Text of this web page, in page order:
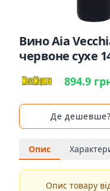
Вино Aia
червоне сухе
894.9
Де дешевше?
Опис
Опис товару